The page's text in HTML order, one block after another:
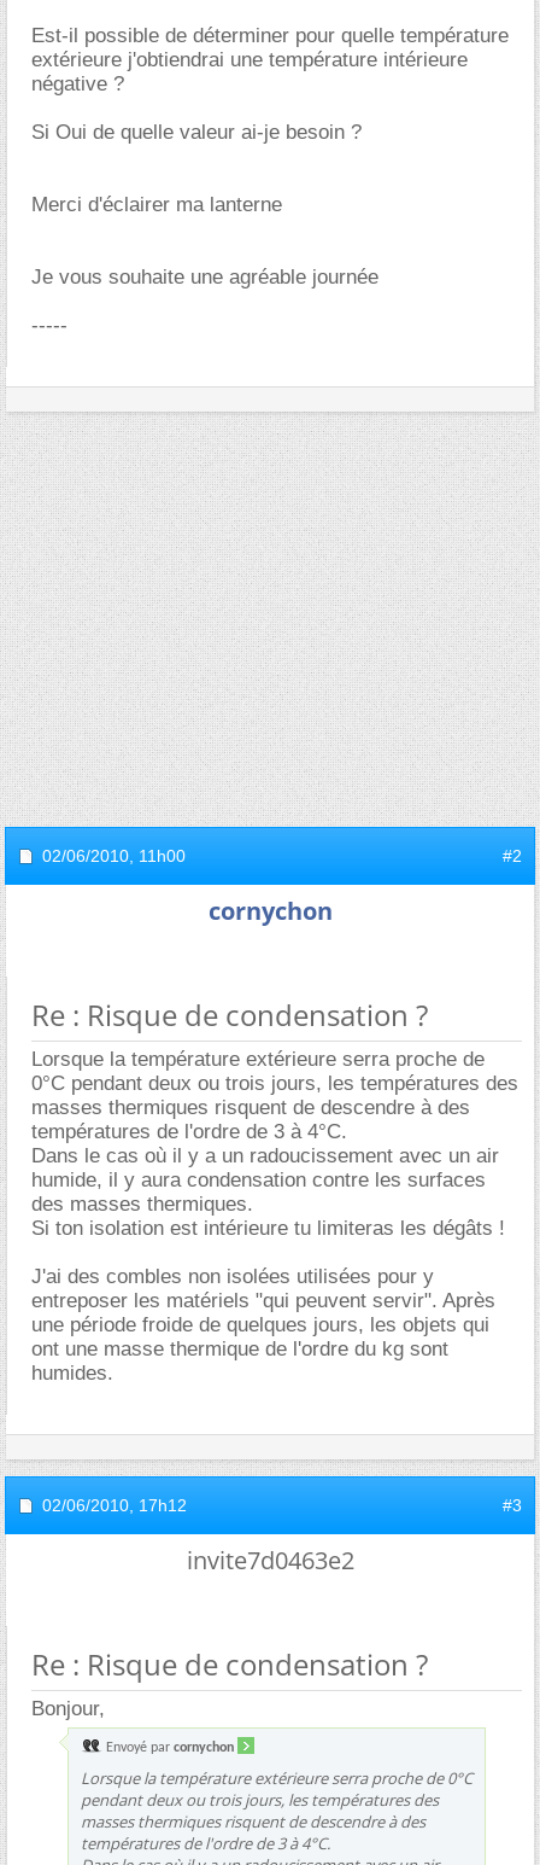
Est-il possible de déterminer pour quelle température
extérieure j'obtiendrai une température intérieure
négative ?
Si Oui de quelle valeur ai-je besoin ?
Merci d'éclairer ma lanterne
Je vous souhaite une agréable journée
-----
02/06/2010, 11h00 #2
cornychon
Re : Risque de condensation ?
Lorsque la température extérieure serra proche de
0°C pendant deux ou trois jours, les températures des
masses thermiques risquent de descendre à des
températures de l'ordre de 3 à 4°C.
Dans le cas où il y a un radoucissement avec un air
humide, il y aura condensation contre les surfaces
des masses thermiques.
Si ton isolation est intérieure tu limiteras les dégâts !
J'ai des combles non isolées utilisées pour y
entreposer les matériels "qui peuvent servir". Après
une période froide de quelques jours, les objets qui
ont une masse thermique de l'ordre du kg sont
humides.
02/06/2010, 17h12 #3
invite7d0463e2
Re : Risque de condensation ?
Bonjour,
Envoyé par cornychon
Lorsque la température extérieure serra proche de 0°C
pendant deux ou trois jours, les températures des
masses thermiques risquent de descendre à des
températures de l'ordre de 3 à 4°C.